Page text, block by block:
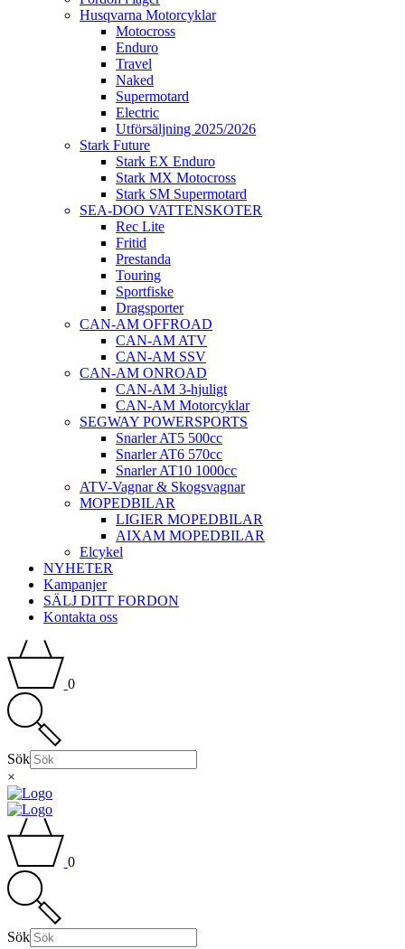
Husqvarna Motorcyklar
Motocross
Enduro
Travel
Naked
Supermotard
Electric
Utförsäljning 2025/2026
Stark Future
Stark EX Enduro
Stark MX Motocross
Stark SM Supermotard
SEA-DOO VATTENSKOTER
Rec Lite
Fritid
Prestanda
Touring
Sportfiske
Dragsporter
CAN-AM OFFROAD
CAN-AM ATV
CAN-AM SSV
CAN-AM ONROAD
CAN-AM 3-hjuligt
CAN-AM Motorcyklar
SEGWAY POWERSPORTS
Snarler AT5 500cc
Snarler AT6 570cc
Snarler AT10 1000cc
ATV-Vagnar & Skogsvagnar
MOPEDBILAR
LIGIER MOPEDBILAR
AIXAM MOPEDBILAR
Elcykel
NYHETER
Kampanjer
SÄLJ DITT FORDON
Kontakta oss
0
Sök
×
0
Sök